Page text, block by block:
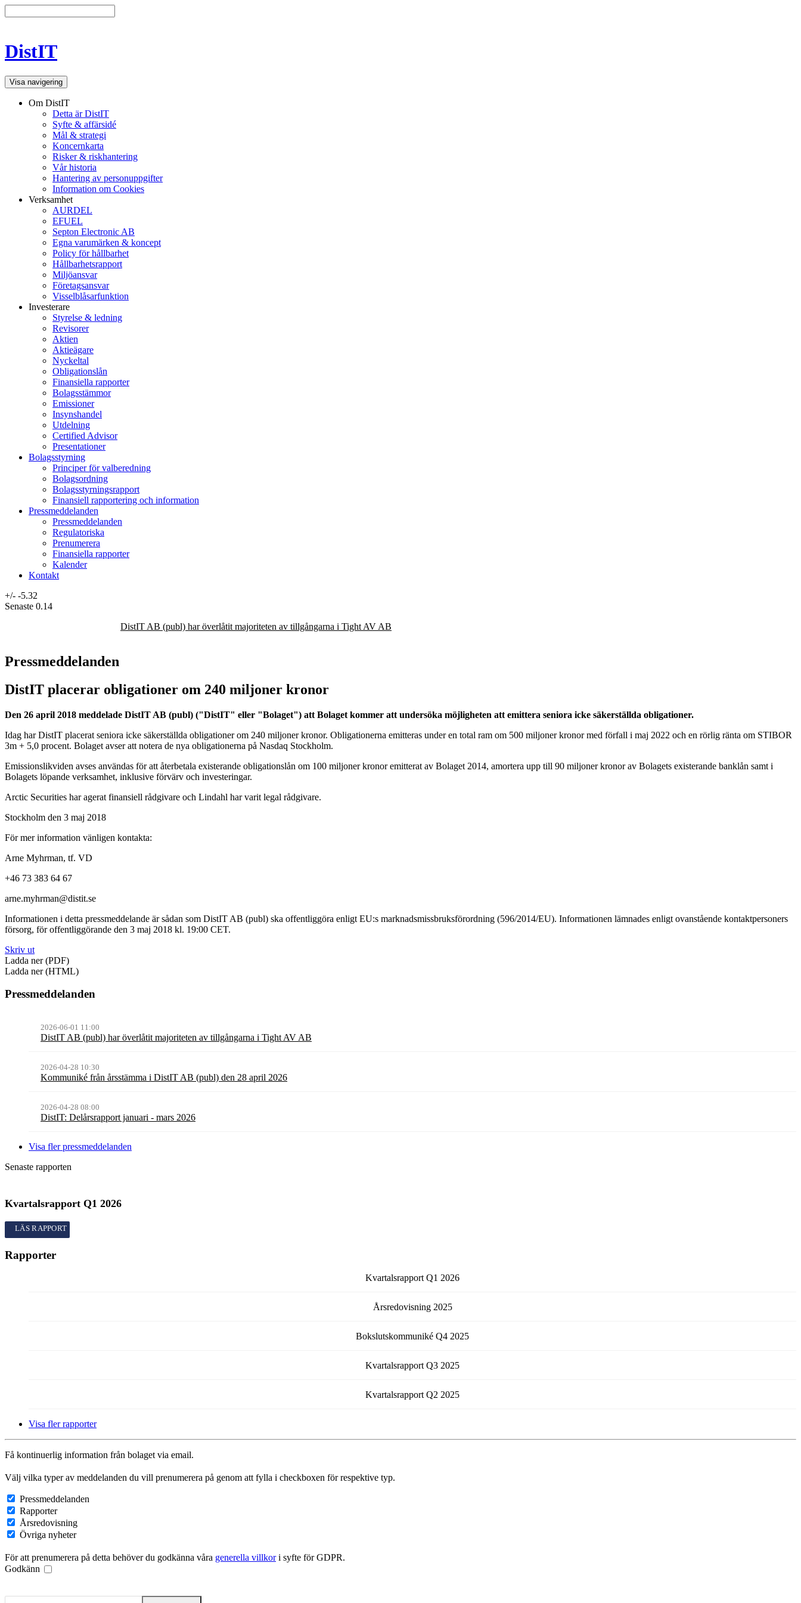
DistIT
Visa navigering
Om DistIT
Detta är DistIT
Syfte & affärsidé
Mål & strategi
Koncernkarta
Risker & riskhantering
Vår historia
Hantering av personuppgifter
Information om Cookies
Verksamhet
AURDEL
EFUEL
Septon Electronic AB
Egna varumärken & koncept
Policy för hållbarhet
Hållbarhetsrapport
Miljöansvar
Företagsansvar
Visselblåsarfunktion
Investerare
Styrelse & ledning
Revisorer
Aktien
Aktieägare
Nyckeltal
Obligationslån
Finansiella rapporter
Bolagsstämmor
Emissioner
Insynshandel
Utdelning
Certified Advisor
Presentationer
Bolagsstyrning
Principer för valberedning
Bolagsordning
Bolagsstyrningsrapport
Finansiell rapportering och information
Pressmeddelanden
Pressmeddelanden
Regulatoriska
Prenumerera
Finansiella rapporter
Kalender
Kontakt
+/- -5.32
Senaste 0.14
DistIT AB (publ) har överlåtit majoriteten av tillgångarna i Tight AV AB
Pressmeddelanden
DistIT placerar obligationer om 240 miljoner kronor
Den 26 april 2018 meddelade DistIT AB (publ) ("DistIT" eller "Bolaget") att Bolaget kommer att undersöka möjligheten att emittera seniora icke säkerställda obligationer.
Idag har DistIT placerat seniora icke säkerställda obligationer om 240 miljoner kronor. Obligationerna emitteras under en total ram om 500 miljoner kronor med förfall i maj 2022 och en rörlig ränta om STIBOR
3m + 5,0 procent. Bolaget avser att notera de nya obligationerna på Nasdaq Stockholm.
Emissionslikviden avses användas för att återbetala existerande obligationslån om 100 miljoner kronor emitterat av Bolaget 2014, amortera upp till 90 miljoner kronor av Bolagets existerande banklån samt i
Bolagets löpande verksamhet, inklusive förvärv och investeringar.
Arctic Securities har agerat finansiell rådgivare och Lindahl har varit legal rådgivare.
Stockholm den 3 maj 2018
För mer information vänligen kontakta:
Arne Myhrman, tf. VD
+46 73 383 64 67
arne.myhrman@distit.se
Informationen i detta pressmeddelande är sådan som DistIT AB (publ) ska offentliggöra enligt EU:s marknadsmissbruksförordning (596/2014/EU). Informationen lämnades enligt ovanstående kontaktpersoners
försorg, för offentliggörande den 3 maj 2018 kl. 19:00 CET.
Skriv ut
Ladda ner (PDF)
Ladda ner (HTML)
Pressmeddelanden
2026-06-01 11:00
DistIT AB (publ) har överlåtit majoriteten av tillgångarna i Tight AV AB
2026-04-28 10:30
Kommuniké från årsstämma i DistIT AB (publ) den 28 april 2026
2026-04-28 08:00
DistIT: Delårsrapport januari - mars 2026
Visa fler pressmeddelanden
Senaste rapporten
Kvartalsrapport Q1 2026
Kvartalsrapport
Rapporter
Kvartalsrapport Q1 2026
Årsredovisning 2025
Bokslutskommuniké Q4 2025
Kvartalsrapport Q3 2025
Kvartalsrapport Q2 2025
Visa fler rapporter
Få kontinuerlig information från bolaget via email.
Välj vilka typer av meddelanden du vill prenumerera på genom att fylla i checkboxen för respektive typ.
Pressmeddelanden
Rapporter
Årsredovisning
Övriga nyheter
För att prenumerera på detta behöver du godkänna våra generella villkori syfte för GDPR.
Godkänn